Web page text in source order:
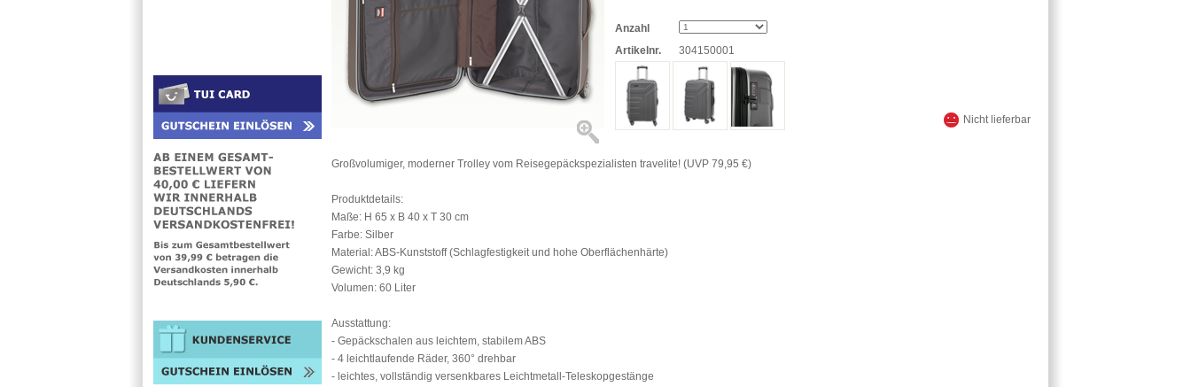
Nicht lieferbar
Anzahl
Artikelnr.
304150001
Großvolumiger, moderner Trolley vom Reisegepäckspezialisten travelite! (UVP 79,95 €)
Produktdetails:
Maße: H 65 x B 40 x T 30 cm
Farbe: Silber
Material: ABS-Kunststoff (Schlagfestigkeit und hohe Oberflächenhärte)
Gewicht: 3,9 kg
Volumen: 60 Liter
Ausstattung:
- Gepäckschalen aus leichtem, stabilem ABS
- 4 leichtlaufende Räder, 360° drehbar
- leichtes, vollständig versenkbares Leichtmetall-Teleskopgestänge